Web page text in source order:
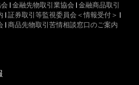
|金融先物取引業協会 |金融商品取引
|証券取引等監視委員会＜情報受付＞ |
|商品先物取引苦情相談窓口のご案内